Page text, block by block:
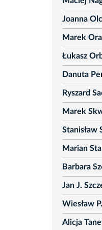
Joanna
Marek
Łukasz
Danuta
Ryszard
Marek
Stanisław
Marian
Barbara
Jan J.
Wiesław
Alicja